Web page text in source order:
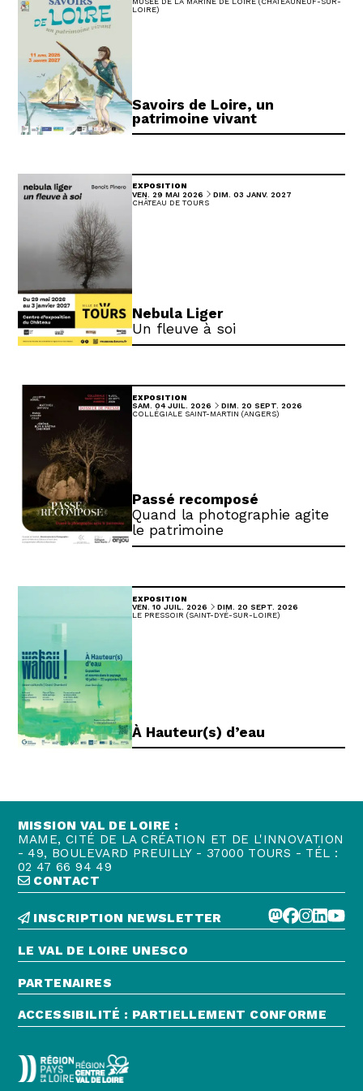
LOIRE)
Savoirs de Loire, un
patrimoine vivant
EXPOSITION
DU
VENDREDI
VEN. 29 MAI
MAI 2026 AU
DIMANCHE
DIM. 03 JANVIER
JANV. 2027
CHÂTEAU DE TOURS
Nebula Liger
Un fleuve à soi
EXPOSITION
DU
SAMEDI
SAM. 04 JUILLET
JUIL. 2026 AU
DIMANCHE
DIM. 20 SEPTEMBRE
SEPT.
2026
COLLÉGIALE SAINT-MARTIN (ANGERS)
Passé recomposé
Quand la photographie agite
le patrimoine
EXPOSITION
DU
VENDREDI
VEN. 10 JUILLET
JUIL. 2026 AU
DIMANCHE
DIM. 20 SEPTEMBRE
SEPT.
2026
LE PRESSOIR (SAINT-DYÉ-SUR-LOIRE)
À Hauteur(s) d’eau
MISSION VAL DE LOIRE :
MAME, CITÉ DE LA CRÉATION ET DE L'INNOVATION
- 49, BOULEVARD PREUILLY - 37000 TOURS - TÉL :
02 47 66 94 49
CONTACT
INSCRIPTION NEWSLETTER
LE VAL DE LOIRE UNESCO
PARTENAIRES
ACCESSIBILITÉ : PARTIELLEMENT CONFORME